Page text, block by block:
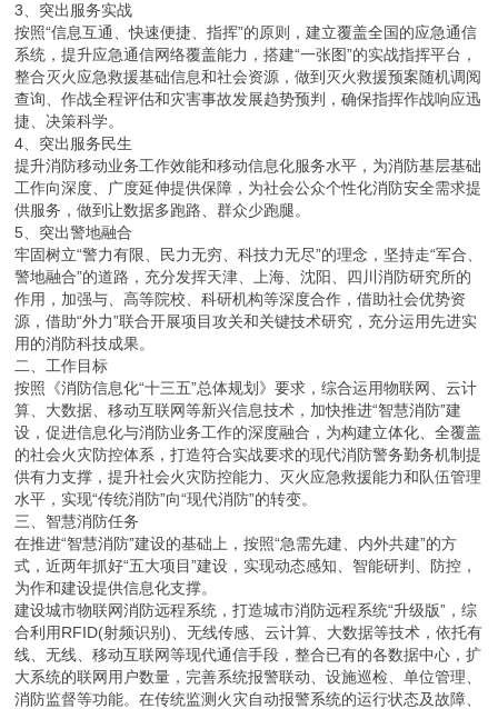
3、突出服务实战
按照“信息互通、快速便捷、指挥”的原则，建立覆盖全国的应急通信
系统，提升应急通信网络覆盖能力，搭建“一张图”的实战指挥平台，
整合灭火应急救援基础信息和社会资源，做到灭火救援预案随机调阅
查询、作战全程评估和灾害事故发展趋势预判，确保指挥作战响应迅
捷、决策科学。
4、突出服务民生
提升消防移动业务工作效能和移动信息化服务水平，为消防基层基础
工作向深度、广度延伸提供保障，为社会公众个性化消防安全需求提
供服务，做到让数据多跑路、群众少跑腿。
5、突出警地融合
牢固树立“警力有限、民力无穷、科技力无尽”的理念，坚持走“军合、
警地融合”的道路，充分发挥天津、上海、沈阳、四川消防研究所的
作用，加强与、高等院校、科研机构等深度合作，借助社会优势资
源，借助“外力”联合开展项目攻关和关键技术研究，充分运用先进实
用的消防科技成果。
二、工作目标
按照《消防信息化“十三五”总体规划》要求，综合运用物联网、云计
算、大数据、移动互联网等新兴信息技术，加快推进“智慧消防”建
设，促进信息化与消防业务工作的深度融合，为构建立体化、全覆盖
的社会火灾防控体系，打造符合实战要求的现代消防警务勤务机制提
供有力支撑，提升社会火灾防控能力、灭火应急救援能力和队伍管理
水平，实现“传统消防”向“现代消防”的转变。
三、智慧消防任务
在推进“智慧消防”建设的基础上，按照“急需先建、内外共建”的方
式，近两年抓好“五大项目”建设，实现动态感知、智能研判、防控，
为作和建设提供信息化支撑。
建设城市物联网消防远程系统，打造城市消防远程系统“升级版”，综
合利用RFID(射频识别)、无线传感、云计算、大数据等技术，依托有
线、无线、移动互联网等现代通信手段，整合已有的各数据中心，扩
大系统的联网用户数量，完善系统报警联动、设施巡检、单位管理、
消防监督等功能。在传统监测火灾自动报警系统的运行状态及故障、